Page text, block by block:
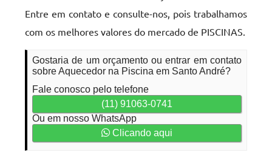
Entre em contato e consulte-nos, pois trabalhamos
com os melhores valores do mercado de PISCINAS.
Gostaria de um orçamento ou entrar em contato
sobre Aquecedor na Piscina em Santo André?
Fale conosco pelo telefone
(11) 91063-0741
Ou em nosso WhatsApp
Clicando aqui